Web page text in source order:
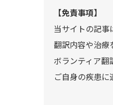
【免責事項】
当サイトの記事
翻訳内容や治療
ボランティア翻
ご自身の疾患に